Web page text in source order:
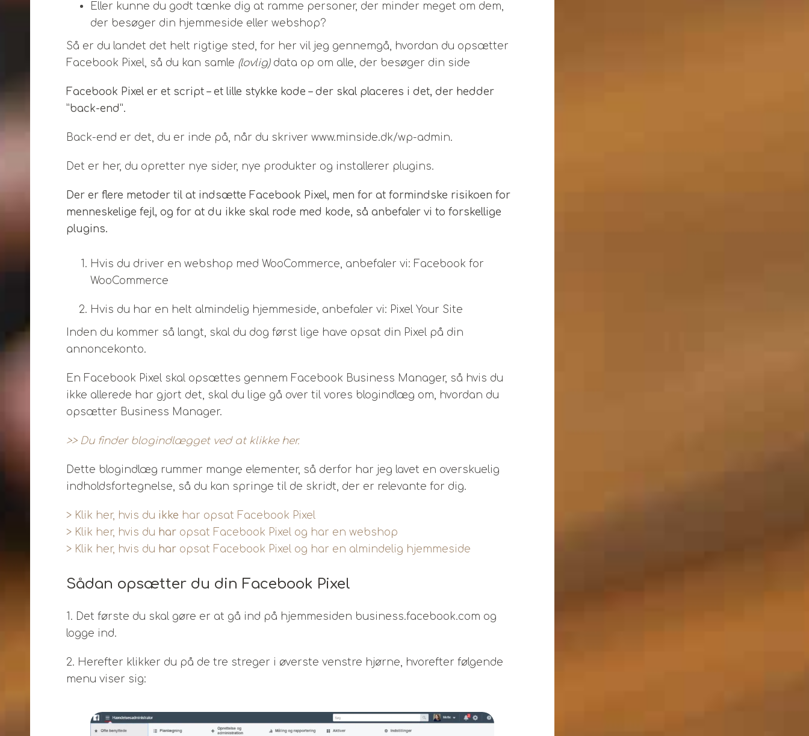
Eller kunne du godt tænke dig at ramme personer, der minder meget om dem,
der besøger din hjemmeside eller webshop?
Så er du landet det helt rigtige sted, for her vil jeg gennemgå, hvordan du opsætter
Facebook Pixel, så du kan samle (lovlig)data op om alle, der besøger din side
Facebook Pixel er et script – et lille stykke kode – der skal placeres i det, der hedder
”back-end”.
Back-end er det, du er inde på, når du skriver www.minside.dk/wp-admin.
Det er her, du opretter nye sider, nye produkter og installerer plugins.
Der er flere metoder til at indsætte Facebook Pixel, men for at formindske risikoen for
menneskelige fejl, og for at du ikke skal rode med kode, så anbefaler vi to forskellige
plugins.
Hvis du driver en webshop med WooCommerce, anbefaler vi: Facebook for
WooCommerce
Hvis du har en helt almindelig hjemmeside, anbefaler vi: Pixel Your Site
Inden du kommer så langt, skal du dog først lige have opsat din Pixel på din
annoncekonto.
En Facebook Pixel skal opsættes gennem Facebook Business Manager, så hvis du
ikke allerede har gjort det, skal du lige gå over til vores blogindlæg om, hvordan du
opsætter Business Manager.
>> Du finder blogindlægget ved at klikke her.
Dette blogindlæg rummer mange elementer, så derfor har jeg lavet en overskuelig
indholdsfortegnelse, så du kan springe til de skridt, der er relevante for dig.
> Klik her, hvis du ikke har opsat Facebook Pixel
> Klik her, hvis du har opsat Facebook Pixel og har en webshop
> Klik her, hvis du har opsat Facebook Pixel og har en almindelig hjemmeside
Sådan opsætter du din Facebook Pixel
1. Det første du skal gøre er at gå ind på hjemmesiden business.facebook.com og
logge ind.
2. Herefter klikker du på de tre streger i øverste venstre hjørne, hvorefter følgende
menu viser sig: